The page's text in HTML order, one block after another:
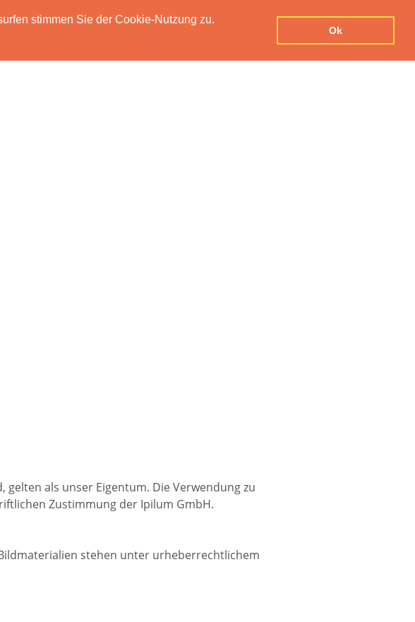
stimmen Sie der Cookie-Nutzung zu.
Ok
DATENSCHUTZERKLÄRUNG IMPRESSUM KONTAKT
als unser Eigentum. Die Verwendung zu
Zustimmung der Ipilum GmbH.
stehen unter urheberrechtlichem